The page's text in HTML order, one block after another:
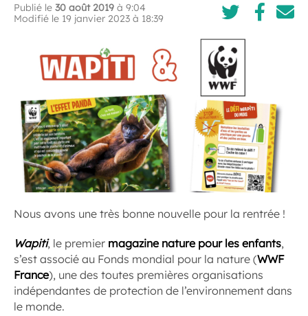
Publié le 30 août 2019 à 9:04
Modifié le 19 janvier 2023 à 18:39
Nous avons une très bonne nouvelle pour la rentrée !
Wapiti, le premier magazine nature pour les enfants,
s’est associé au Fonds mondial pour la nature (WWF
France), une des toutes premières organisations
indépendantes de protection de l’environnement dans
le monde.